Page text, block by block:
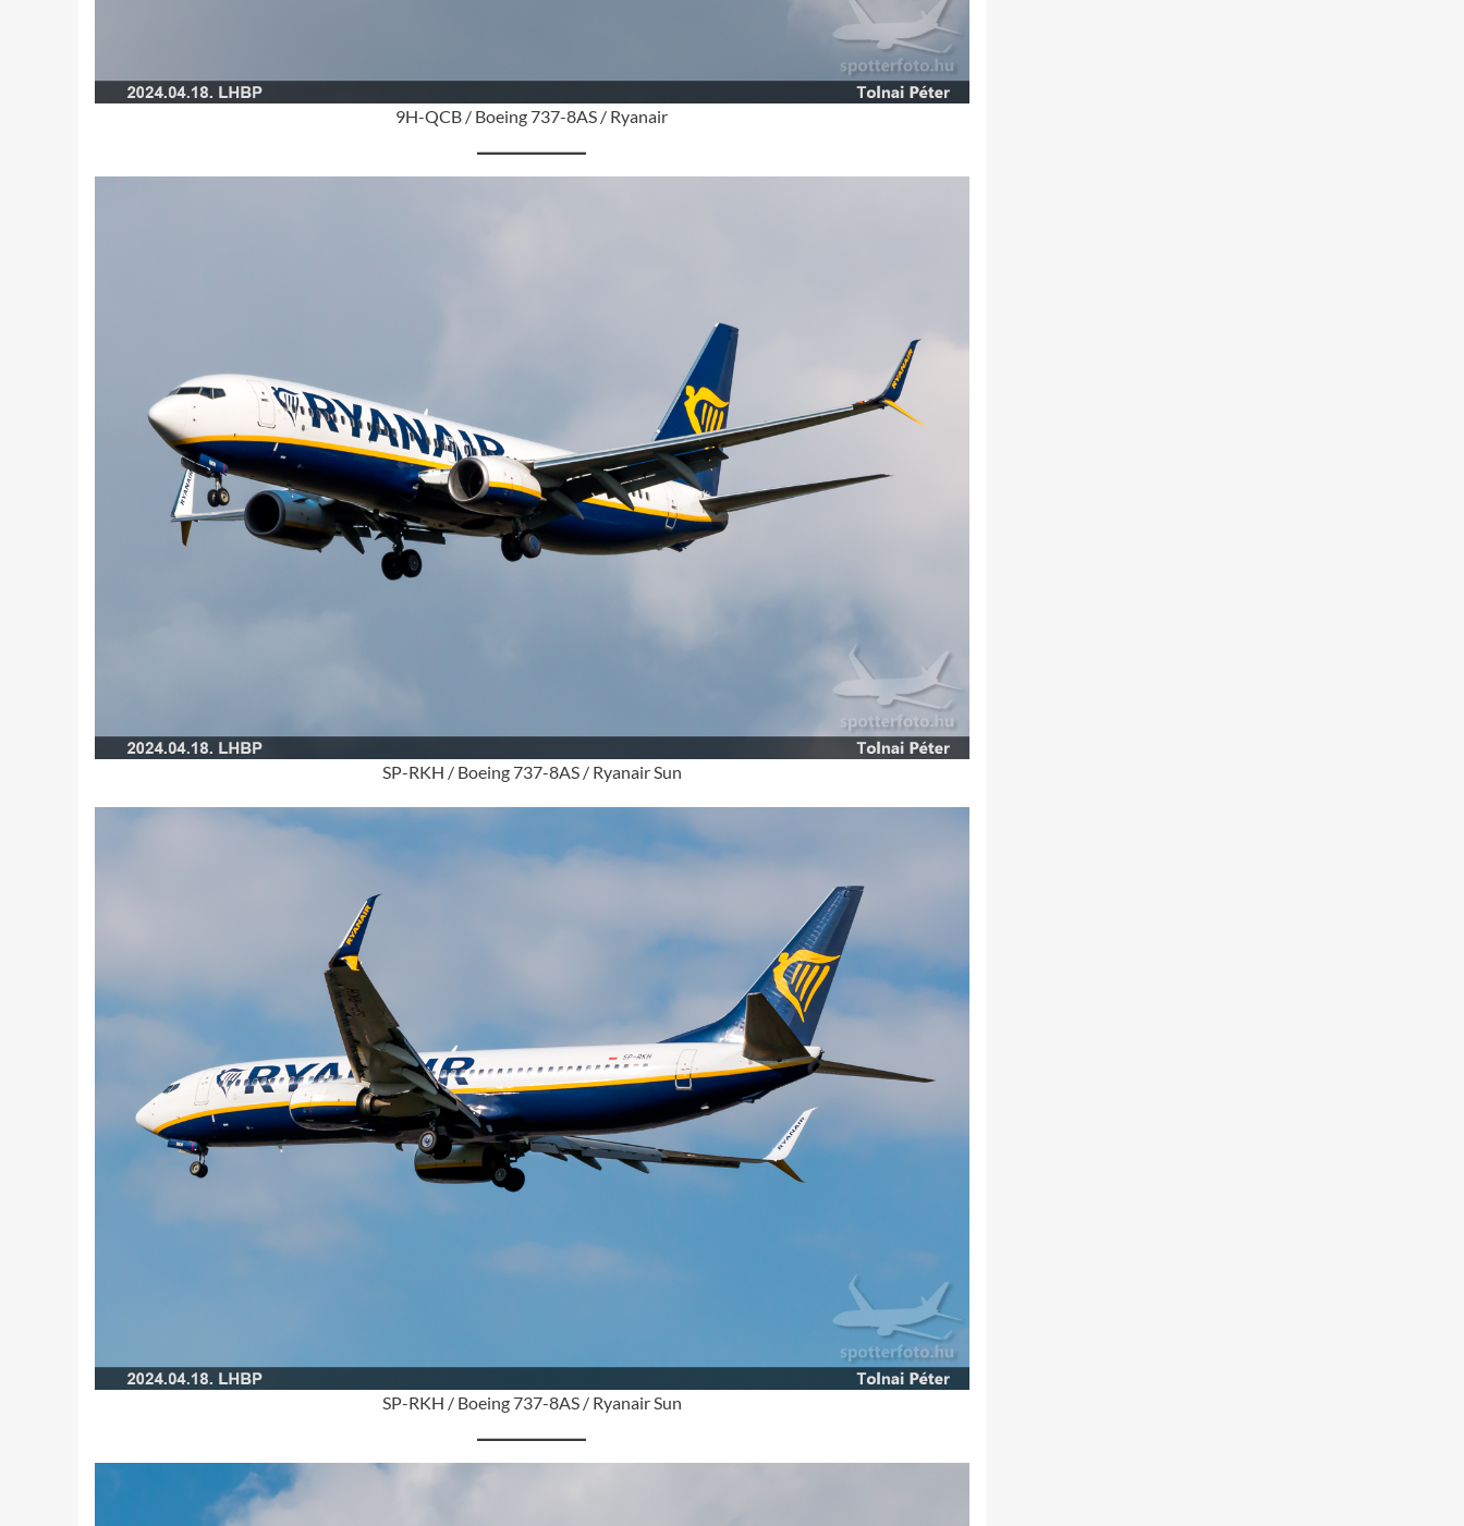
9H-QCB / Boeing 737-8AS / Ryanair
SP-RKH / Boeing 737-8AS / Ryanair Sun
SP-RKH / Boeing 737-8AS / Ryanair Sun